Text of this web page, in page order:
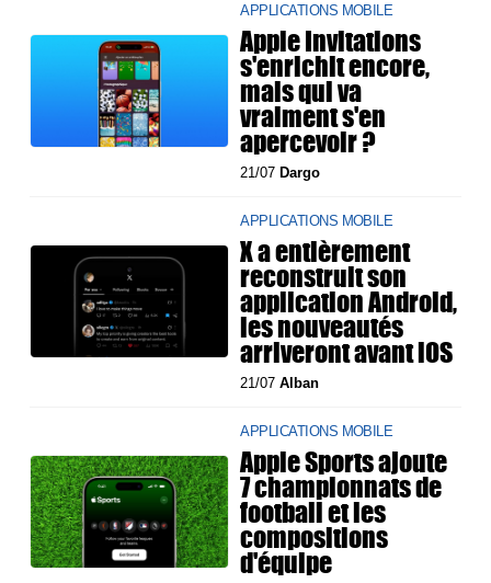
APPLICATIONS MOBILE
Apple Invitations
s'enrichit encore,
mais qui va
vraiment s'en
apercevoir ?
21/07Dargo
APPLICATIONS MOBILE
X a entièrement
reconstruit son
application Android,
les nouveautés
arriveront avant iOS
21/07Alban
APPLICATIONS MOBILE
Apple Sports ajoute
7 championnats de
football et les
compositions
d'équipe